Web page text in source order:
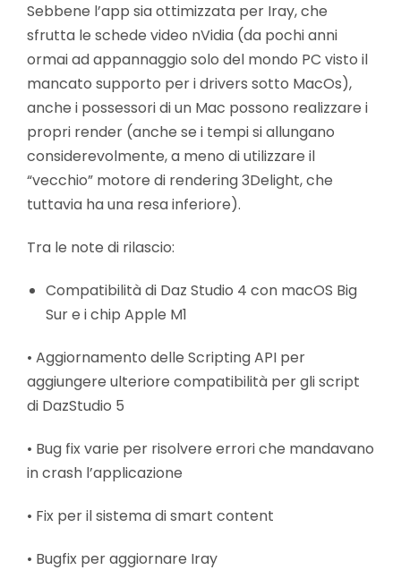
Sebbene l’app sia ottimizzata per Iray, che
sfrutta le schede video nVidia (da pochi anni
ormai ad appannaggio solo del mondo PC visto il
mancato supporto per i drivers sotto MacOs),
anche i possessori di un Mac possono realizzare i
propri render (anche se i tempi si allungano
considerevolmente, a meno di utilizzare il
“vecchio” motore di rendering 3Delight, che
tuttavia ha una resa inferiore).
Tra le note di rilascio:
Compatibilità di Daz Studio 4 con macOS Big
Sur e i chip Apple M1
• Aggiornamento delle Scripting API per
aggiungere ulteriore compatibilità per gli script
di DazStudio 5
• Bug fix varie per risolvere errori che mandavano
in crash l’applicazione
• Fix per il sistema di smart content
• Bugfix per aggiornare Iray